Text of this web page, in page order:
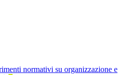
normativi su organizzazione e